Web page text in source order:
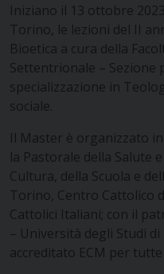
Iniziano il 13 ottobre
Torino, le lezioni del II
Bioetica a cura della
Settentrionale – Sezione
specializzazione in
sociale.
Il Master è organizzato
la Pastorale della Salute
Cultura, della Scuola e
Torino, Centro Cattolico
Cattolici Italiani; con il
– Università degli Studi
accreditato ECM per